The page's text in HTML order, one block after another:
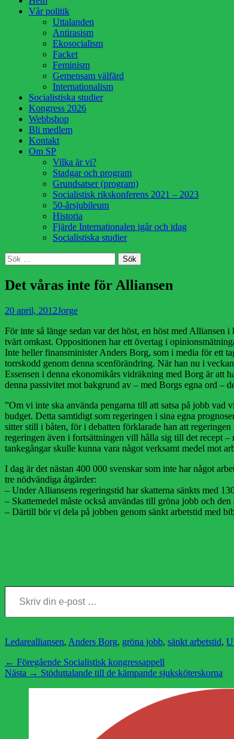
Vår politik
Uttalanden
Antirasism
Ekosocialism
Facket
Feminism
Gemensam välfärd
Internationalism
Socialistiska studier
Kongress 2026
Webbshop
Bli medlem
Kontakt
Om SP
Vilka är vi?
Stadgar och program
Grundsatser (program)
Socialistisk rikskonferens 2021 – 2023
50-årsjubileum
Historia
Fjärde Internationalen igår och idag
Socialistiska studier
Sök
Sök
efter:
Det våras inte för Alliansen
Publicerad
20 april, 2012Författare
Jorge
För inte så länge sedan var det höst, en höst med Alliansen
tvärt omkast. Oppositionen har ett övertag i
Inte heller finansminister Anders Borg, som i media för ett
torrskodd genom denna scenförändring. När han nu i
Essensen i denna ekonomikårs vidräkning med Borg är
denna passivitet mot bakgrund av – med Borgs egna ord –
”Om vi inte ska använda pengarna till att satsa på jobb
budget. Detta samtidigt som regeringen i sina egna
sitter still i båten, för i debatten förklarade han att
regeringen även i fortsättningen vill hålla sig till det recept –
tankegångar skulle kunna vara något verksamt medel mot
I dag är det nästan 400 000 svenskar som inte har något
tre nödvändiga åtgärder:
– Under Alliansens regeringstid har skatterna sänkts med
– Skattemedel måste också användas till gröna jobb och
– Därtill bör vi dela på jobben genom sänkt arbetstid med
Skriv din e-post …
Kategorier
LedareEtiketter
alliansen, Anders Borg, gröna jobb, sänkt arbetstid,
Inläggsnavigering
← Föregående Föregående
inlägg:
Socialistisk kongressappell
Nästa → Nästa
Stöduttalande till de kämpande sjuksköterskorna